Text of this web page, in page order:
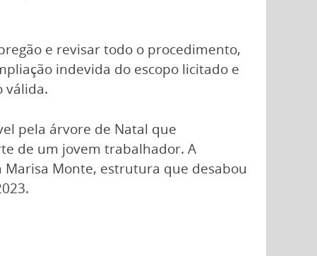
e revisar todo o procedimento,
indevida do escopo licitado e
válida.
pela árvore de Natal que
de um jovem trabalhador. A
Monte, estrutura que desabou